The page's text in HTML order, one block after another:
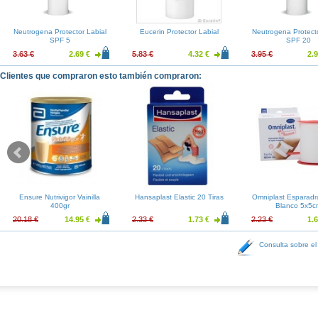
Neutrogena Protector Labial
SPF 5
3.63 € 2.69 €
Eucerin Protector Labial
5.83 € 4.32 €
Neutrogena
SPF 20
3.95 €
Clientes que compraron esto también compraron:
Ensure Nutrivigor Vainilla
400gr
20.18 € 14.95 €
Hansaplast Elastic 20 Tiras
2.33 € 1.73 €
Omniplast
Blanco
2.23 €
Consulta sobre